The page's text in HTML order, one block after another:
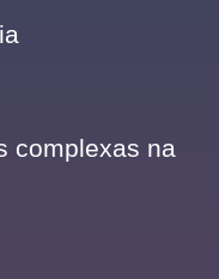
complexas na